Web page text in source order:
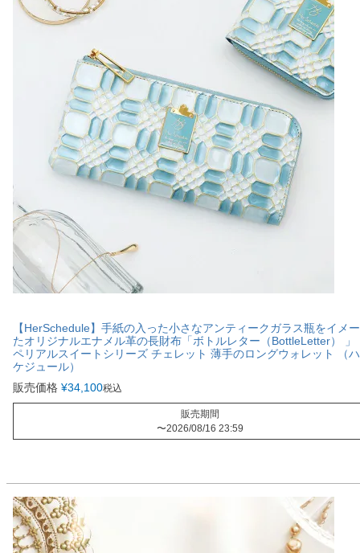
【HerSchedule】手紙の入った小さなアンティークガラス瓶をイメ
たオリジナルエナメル革の長財布「ボトルレター（BottleLetter） 」
ペリアルスイートシリーズ チェレット 薄手のロングウォレット （
ケジュール）
販売価格 ¥34,100税込
販売期間
〜2026/08/16 23:59